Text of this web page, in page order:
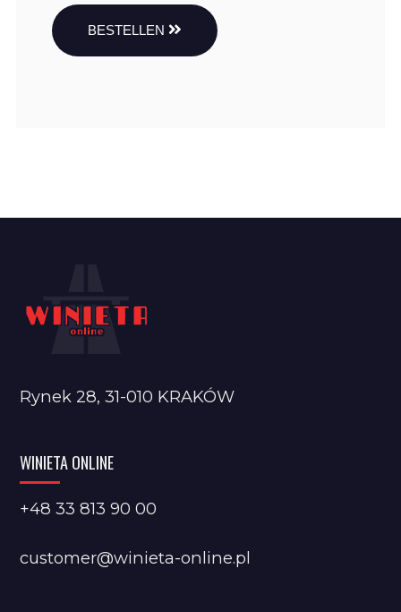
BESTELLEN
Rynek 28, 31-010 KRAKÓW
WINIETA ONLINE
+48 33 813 90 00
customer@winieta-online.pl